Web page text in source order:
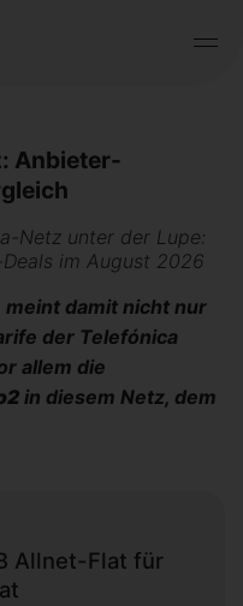
Anbieter-
Netz unter der Lupe:
im August 2026
meint damit nicht nur
der Telefónica
allem die
in diesem Netz, dem
Allnet-Flat für